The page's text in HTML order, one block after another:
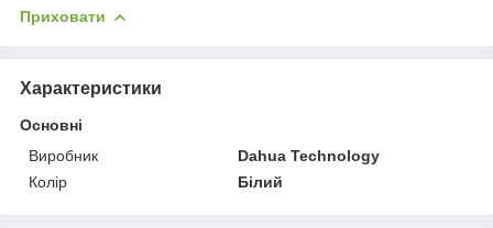
Приховати
Характеристики
Основні
Виробник
Dahua Technology
Колір
Білий